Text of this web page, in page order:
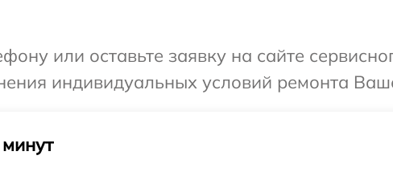
или оставьте заявку на сайте
индивидуальных условий ремонта